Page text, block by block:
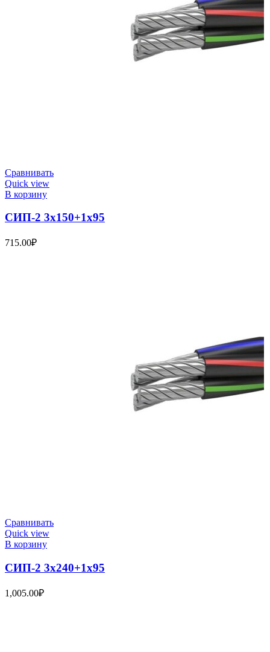
Сравнивать
Quick view
В корзину
СИП-2 3х150+1х95
715.00₽
Сравнивать
Quick view
В корзину
СИП-2 3х240+1х95
1,005.00₽